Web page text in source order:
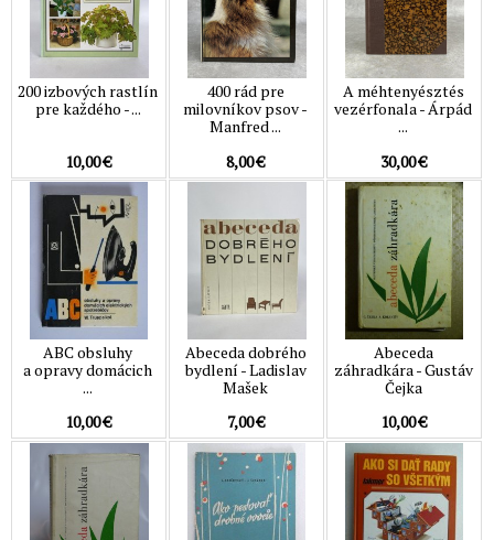
200 izbových rastlín
pre každého - ...
10,00 €
400 rád pre
milovníkov psov -
Manfred ...
8,00 €
A méhtenyésztés
vezérfonala - Árpád
...
30,00 €
ABC obsluhy
a opravy domácich
...
10,00 €
Abeceda dobrého
bydlení - Ladislav
Mašek
7,00 €
Abeceda
záhradkára - Gustáv
Čejka
10,00 €